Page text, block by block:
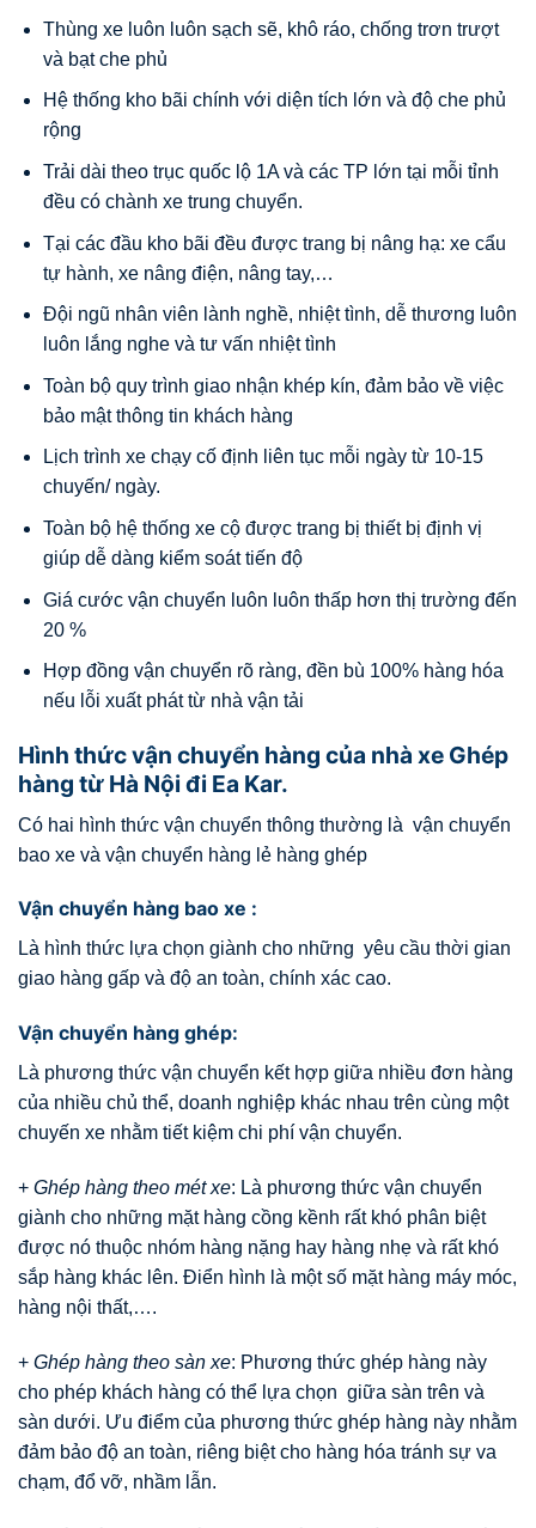
Thùng xe luôn luôn sạch sẽ, khô ráo, chống trơn trượt
và bạt che phủ
Hệ thống kho bãi chính với diện tích lớn và độ che phủ
rộng
Trải dài theo trục quốc lộ 1A và các TP lớn tại mỗi tỉnh
đều có chành xe trung chuyển.
Tại các đầu kho bãi đều được trang bị nâng hạ: xe cẩu
tự hành, xe nâng điện, nâng tay,…
Đội ngũ nhân viên lành nghề, nhiệt tình, dễ thương luôn
luôn lắng nghe và tư vấn nhiệt tình
Toàn bộ quy trình giao nhận khép kín, đảm bảo về việc
bảo mật thông tin khách hàng
Lịch trình xe chạy cố định liên tục mỗi ngày từ 10-15
chuyến/ ngày.
Toàn bộ hệ thống xe cộ được trang bị thiết bị định vị
giúp dễ dàng kiểm soát tiến độ
Giá cước vận chuyển luôn luôn thấp hơn thị trường đến
20 %
Hợp đồng vận chuyển rõ ràng, đền bù 100% hàng hóa
nếu lỗi xuất phát từ nhà vận tải
Hình thức vận chuyển hàng của nhà xe Ghép
hàng từ Hà Nội đi Ea Kar.
Có hai hình thức vận chuyển thông thường là vận chuyển
bao xe và vận chuyển hàng lẻ hàng ghép
Vận chuyển hàng bao xe :
Là hình thức lựa chọn giành cho những yêu cầu thời gian
giao hàng gấp và độ an toàn, chính xác cao.
Vận chuyển hàng ghép:
Là phương thức vận chuyển kết hợp giữa nhiều đơn hàng
của nhiều chủ thể, doanh nghiệp khác nhau trên cùng một
chuyến xe nhằm tiết kiệm chi phí vận chuyển.
+ Ghép hàng theo mét xe: Là phương thức vận chuyển
giành cho những mặt hàng cồng kềnh rất khó phân biệt
được nó thuộc nhóm hàng nặng hay hàng nhẹ và rất khó
sắp hàng khác lên. Điển hình là một số mặt hàng máy móc,
hàng nội thất,….
+ Ghép hàng theo sàn xe: Phương thức ghép hàng này
cho phép khách hàng có thể lựa chọn giữa sàn trên và
sàn dưới. Ưu điểm của phương thức ghép hàng này nhằm
đảm bảo độ an toàn, riêng biệt cho hàng hóa tránh sự va
chạm, đổ vỡ, nhầm lẫn.